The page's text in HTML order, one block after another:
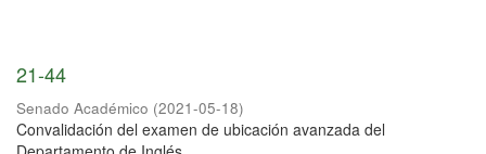
21-44
Senado Académico (2021-05-18)
Convalidación del examen de ubicación avanzada del